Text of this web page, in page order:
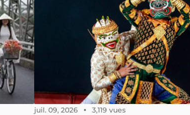
juil. 09, 2026 3,119 vues